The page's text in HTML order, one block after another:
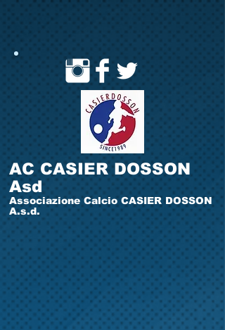
AC CASIER DOSSON
Asd
Associazione Calcio CASIER DOSSON
A.s.d.